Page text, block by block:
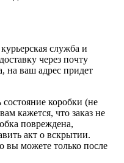
служба и
через почту
на ваш адрес придет
коробки (не
кажется, что заказ не
повреждена,
акт о вскрытии.
вы можете только после